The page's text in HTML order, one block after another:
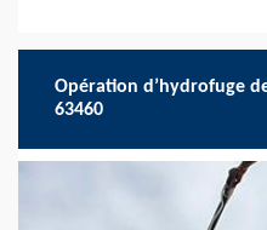
Opération d’hydrofuge
63460